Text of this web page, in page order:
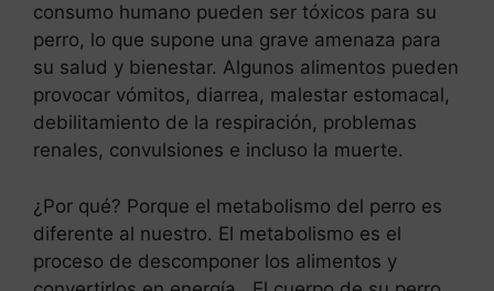
consumo humano pueden ser tóxicos para su
perro, lo que supone una grave amenaza para
su salud y bienestar. Algunos alimentos pueden
provocar vómitos, diarrea, malestar estomacal,
debilitamiento de la respiración, problemas
renales, convulsiones e incluso la muerte.
¿Por qué? Porque el metabolismo del perro es
diferente al nuestro. El metabolismo es el
proceso de descomponer los alimentos y